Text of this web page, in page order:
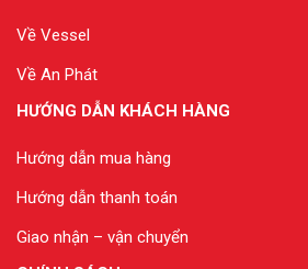
Về Vessel
Về An Phát
HƯỚNG DẪN KHÁCH HÀNG
Hướng dẫn mua hàng
Hướng dẫn thanh toán
Giao nhận – vận chuyển